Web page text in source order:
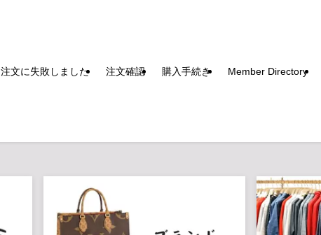
注文に失敗しました 注文確認 購入手続き Member Directory